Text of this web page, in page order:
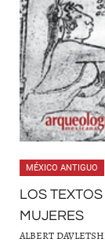
MÉXICO ANTIGUO
LOS
MUJERES
ALBERT